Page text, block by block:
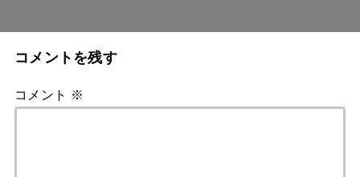
コメントを残す
コメント ※